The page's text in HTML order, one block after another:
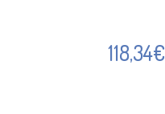
118,34€